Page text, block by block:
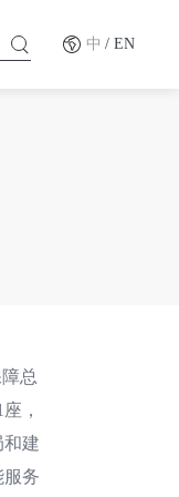
中 / EN
总
，
建
务